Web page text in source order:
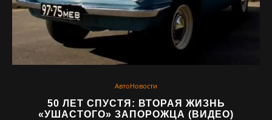
АвтоНовости
50 ЛЕТ СПУСТЯ: ВТОРАЯ ЖИЗНЬ
«УШАСТОГО» ЗАПОРОЖЦА (ВИДЕО)